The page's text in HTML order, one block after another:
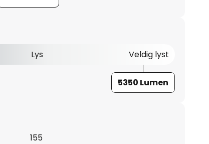
Lys Veldig lyst
5350 Lumen
155